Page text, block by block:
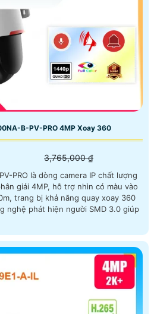
B-PV-PRO 4MP Xoay 360
3,765,000 ₫
PRO là dòng camera IP chất lượng
giải 4MP, hỗ trợ nhìn có màu vào
trang bị khả năng quay xoay 360
nghệ phát hiện người SMD 3.0 giúp